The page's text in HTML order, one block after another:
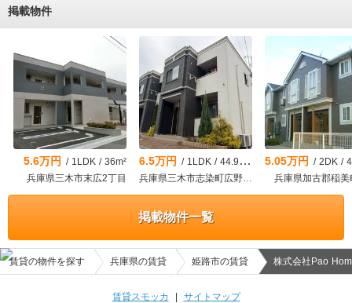
たが、電話口のスタッフさんも皆さん対応がよくて、担当の方が不在
のときでもすぐに折り返しの連絡をくれるよう手配してくださいまし
た。契約のときに重要事項などを説明くださった専門スタッフさん
も、こちらの質問にわかりやすく答えてくださいました。
掲載物件
5.6万円 / 1LDK / 36m²
兵庫県三木市末広2丁目
6.5万円 / 1LDK / 44.95m²
兵庫県三木市志染町広野8丁目
5.05万円 / 2DK /
兵庫県加古郡稲美
掲載物件一覧
賃貸の物件を探す 兵庫県の賃貸 姫路市の賃貸 株式会社Pao
賃貸スモッカ
サイトマップ